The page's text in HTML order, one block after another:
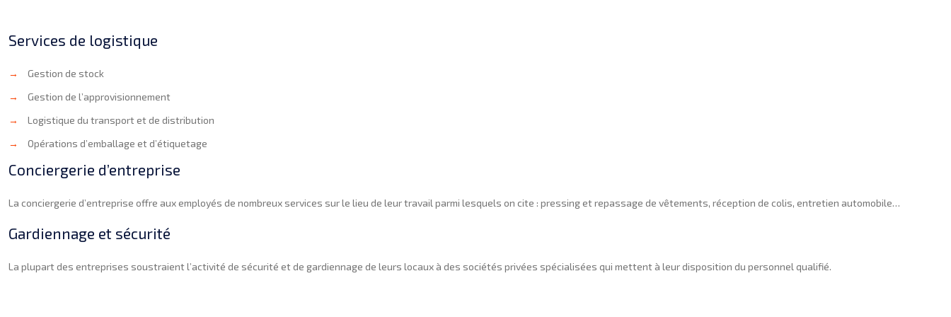
Services de logistique
→
Gestion de stock
→
Gestion de l’approvisionnement
→
Logistique du transport et de distribution
→
Opérations d’emballage et d’étiquetage
Conciergerie d’entreprise
La conciergerie d’entreprise offre aux employés de nombreux services sur le lieu de leur travail parmi lesquels on cite : pressing et repassage de vêtements, réception de colis, entretien automobile…
Gardiennage et sécurité
La plupart des entreprises soustraient l’activité de sécurité et de gardiennage de leurs locaux à des sociétés privées spécialisées qui mettent à leur disposition du personnel qualifié.